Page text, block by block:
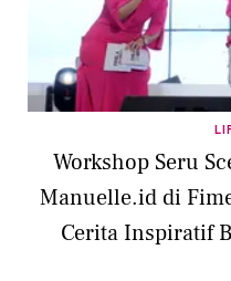
Workshop Seru
Manuelle.id di
Cerita Inspiratif